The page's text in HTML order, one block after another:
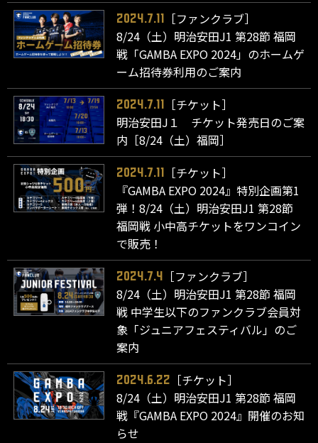
2024.7.11
［ファンクラブ］
8/24（土）明治安田J1 第28節 福岡
戦「GAMBA EXPO 2024」のホームゲ
ーム招待券利用のご案内
2024.7.11
［チケット］
明治安田J１ チケット発売日のご案
内［8/24（土）福岡］
2024.7.11
［チケット］
『GAMBA EXPO 2024』特別企画第1
弾！8/24（土）明治安田J1 第28節
福岡戦 小中高チケットをワンコイン
で販売！
2024.7.4
［ファンクラブ］
8/24（土）明治安田J1 第28節 福岡
戦 中学生以下のファンクラブ会員対
象「ジュニアフェスティバル」のご
案内
2024.6.22
［チケット］
8/24（土）明治安田J1 第28節 福岡
戦『GAMBA EXPO 2024』開催のお知
らせ